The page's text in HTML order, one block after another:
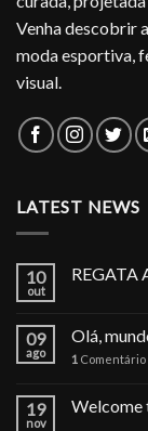
Venha descobrir
moda esportiva,
visual.
LATEST NEWS
10
out
REGATA
09
ago
Olá,
1 Comentário
19
nov
Welcome